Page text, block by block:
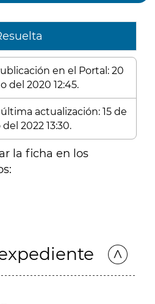
en el Portal: 20
del 2020 12:45.
actualización: 15 de
2022 13:30.
la ficha en los